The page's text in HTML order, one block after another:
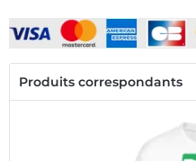
Produits correspondants